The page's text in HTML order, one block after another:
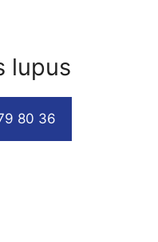
lupus
80 36